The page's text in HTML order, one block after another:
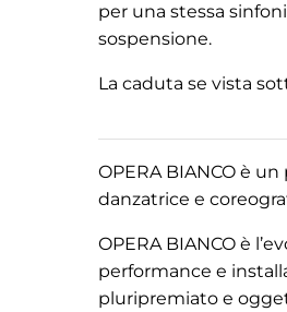
per una stessa
sospensione.
La caduta se vista
OPERA BIANCO è
danzatrice e
OPERA BIANCO è
performance e
pluripremiato e